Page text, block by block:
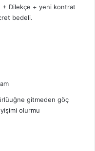
+ Dilekçe + yeni kontrat
bedeli.
gitmeden göç
olurmu